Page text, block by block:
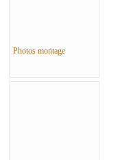
Photos montage